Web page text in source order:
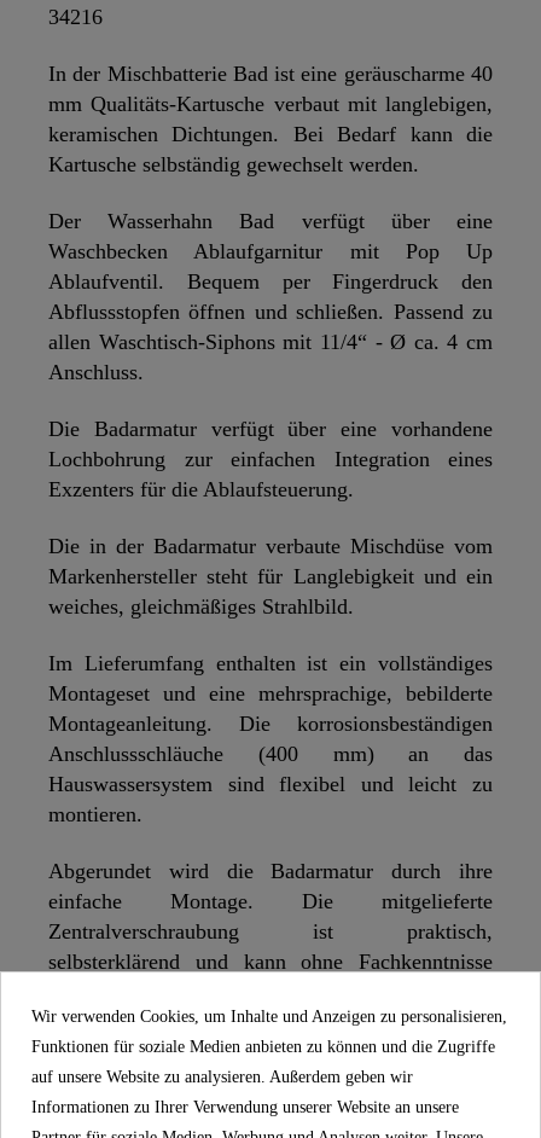
34216
In der Mischbatterie Bad ist eine geräuscharme 40
mm Qualitäts-Kartusche verbaut mit langlebigen,
keramischen Dichtungen. Bei Bedarf kann die
Kartusche selbständig gewechselt werden.
Der Wasserhahn Bad verfügt über eine
Waschbecken Ablaufgarnitur mit Pop Up
Ablaufventil. Bequem per Fingerdruck den
Abflussstopfen öffnen und schließen. Passend zu
allen Waschtisch-Siphons mit 11/4“ - Ø ca. 4 cm
Anschluss.
Die Badarmatur verfügt über eine vorhandene
Lochbohrung zur einfachen Integration eines
Exzenters für die Ablaufsteuerung.
Die in der Badarmatur verbaute Mischdüse vom
Markenhersteller steht für Langlebigkeit und ein
weiches, gleichmäßiges Strahlbild.
Im Lieferumfang enthalten ist ein vollständiges
Montageset und eine mehrsprachige, bebilderte
Montageanleitung. Die korrosionsbeständigen
Anschlussschläuche (400 mm) an das
Hauswassersystem sind flexibel und leicht zu
montieren.
Abgerundet wird die Badarmatur durch ihre
einfache Montage. Die mitgelieferte
Zentralverschraubung ist praktisch,
selbsterklärend und kann ohne Fachkenntnisse
SCHÜTTE
EIGENSCHAFTEN
Wir verwenden Cookies, um Inhalte und Anzeigen zu personalisieren,
Funktionen für soziale Medien anbieten zu können und die Zugriffe
auf unsere Website zu analysieren. Außerdem geben wir
Informationen zu Ihrer Verwendung unserer Website an unsere